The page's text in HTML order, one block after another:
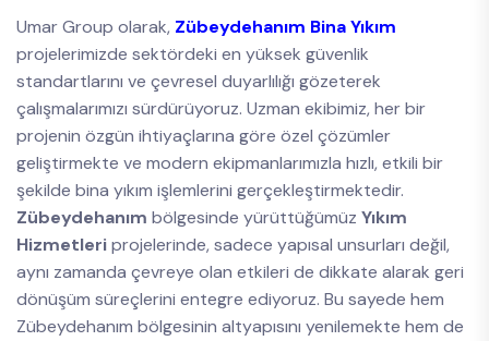
Umar Group olarak, Zübeydehanım Bina Yıkım
projelerimizde sektördeki en yüksek güvenlik
standartlarını ve çevresel duyarlılığı gözeterek
çalışmalarımızı sürdürüyoruz. Uzman ekibimiz, her bir
projenin özgün ihtiyaçlarına göre özel çözümler
geliştirmekte ve modern ekipmanlarımızla hızlı, etkili bir
şekilde bina yıkım işlemlerini gerçekleştirmektedir.
Zübeydehanım bölgesinde yürüttüğümüz Yıkım
Hizmetleriprojelerinde, sadece yapısal unsurları değil,
aynı zamanda çevreye olan etkileri de dikkate alarak geri
dönüşüm süreçlerini entegre ediyoruz. Bu sayede hem
Zübeydehanım bölgesinin altyapısını yenilemekte hem de